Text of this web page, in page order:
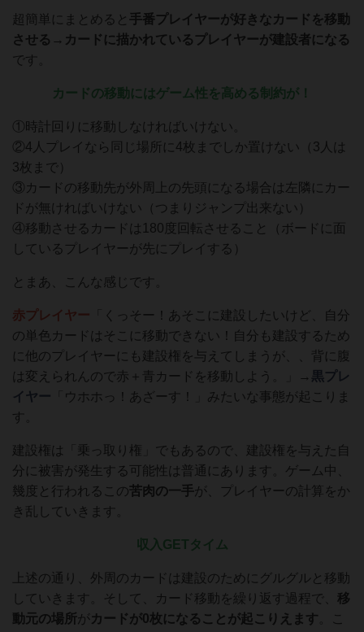
超簡単にまとめると 手番プレイヤーが好きなカードを移動
させる→カードに描かれているプレイヤーが建設者になる
です。
カードの移動にはゲーム性を高める制約が！
①時計回りに移動しなければいけない。
②4人プレイなら同じ場所に4枚までしか置けない（3人は
3枚まで）
③カードの移動先が外周上の先頭になる場合は左隣にカー
ドが無ければいけない（つまりジャンプ出来ない）
④移動させるカードは180度回転させること（ボードに面
しているプレイヤーが先にプレイする）
とまあ、こんな感じです。
赤プレイヤー 「くっそー！あそこに建設したいけど、自分
の単色カードはそこに移動できない！自分も建設するため
に他のプレイヤーにも建設権を与えてしまうが、、背に腹
は変えられんので赤＋青カードを移動しよう。」→ 黒プレ
イヤー 「ウホホっ！あざーす！」みたいな事態が起こりま
す。
建設権は「乗っ取り権」でもあるので、建設権を与えた自
分に被害が発生する可能性は普通にあります。ゲーム中、
幾度と行われるこの苦肉の一手が、プレイヤーの計算をか
き乱していきます。
収入GETタイム
上述の通り、外周のカードは建設のためにグルグルと移動
していきます。そして、カード移動を繰り返す過程で、 移
動元の場所がカードが0枚になることが起こりえます 。こ